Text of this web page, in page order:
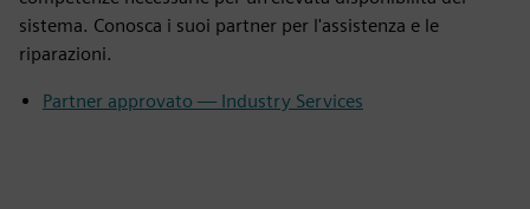
sistema. Conosca i suoi partner per l'assistenza e le
riparazioni.
Partner approvato — Industry Services